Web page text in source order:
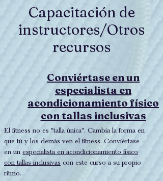
Capacitación de
instructores/Otros
recursos
Conviértase en un
especialista en
acondicionamiento físico
con tallas inclusivas
El fitness no es "talla única". Cambia la forma en
que tú y los demás ven el fitness. Conviértase
en un especialista en acondicionamiento físico
con tallas inclusivas con este curso a su propio
ritmo.